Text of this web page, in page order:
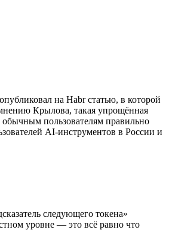
на Habr статью, в которой
Крылова, такая упрощённая
пользователям правильно
AI-инструментов в России и
следующего токена»
уровне — это всё равно что